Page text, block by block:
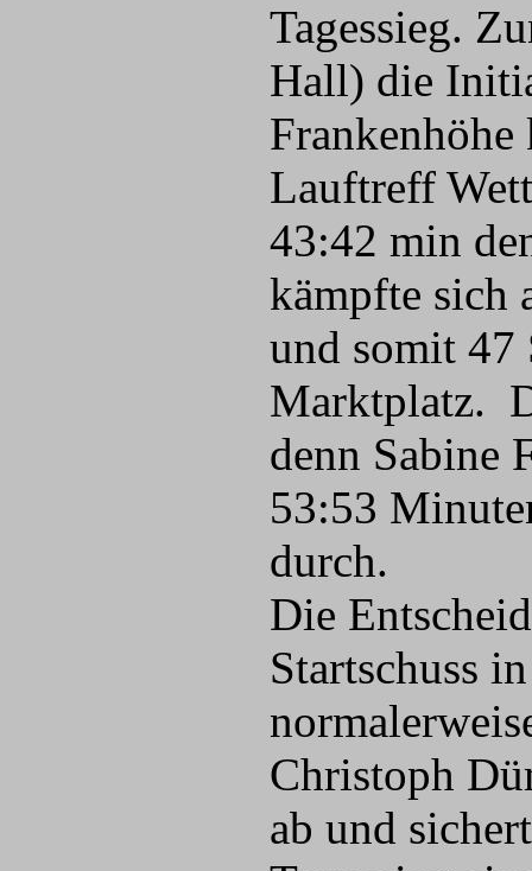
Tagessieg.
Hall) die
Frankenhöhe
Lauftreff
43:42 min
kämpfte sich
und somit 47
Marktplatz.
denn Sabine
53:53
durch.
Die
Startschuss
Christoph
ab und